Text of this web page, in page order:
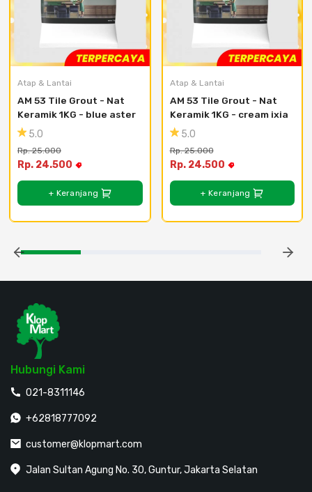
Atap & Lantai
AM 53 Tile Grout - Nat
Keramik 1KG - blue aster
5.0
Rp. 25.000
Rp. 24.500
+ Keranjang
Atap & Lantai
AM 53 Tile Grout - Nat
Keramik 1KG - cream ixia
5.0
Rp. 25.000
Rp. 24.500
+ Keranjang
Hubungi Kami
021-8311146
+62818777092
customer@klopmart.com
Jalan Sultan Agung No. 30, Guntur, Jakarta Selatan